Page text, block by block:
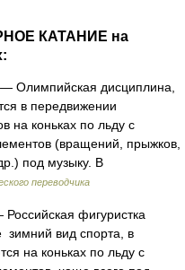
КАТАНИЕ на
— Олимпийская дисциплина,
в передвижении
на коньках по льду с
(вращений, прыжков,
под музыку. В
переводчика
фигуристка
зимний вид спорта, в
на коньках по льду с